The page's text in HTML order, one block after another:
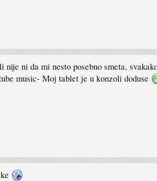
ni da mi nesto posebno smeta,
music- Moj tablet je u konzoli doduse